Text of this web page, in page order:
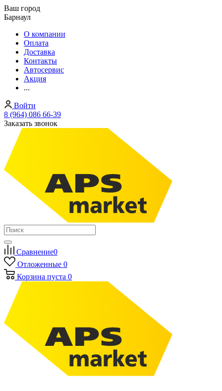
Ваш город
Барнаул
О компании
Оплата
Доставка
Контакты
Автосервис
Акция
...
Войти
8 (964) 086 66-39
Заказать звонок
Сравнение0
Отложенные 0
Корзина пуста 0